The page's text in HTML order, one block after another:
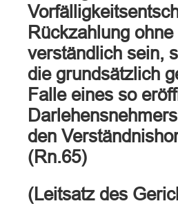
Rückzahlung
verständlich sein,
die grundsätzlich
Falle eines so
den
(Rn.65)
(Leitsatz des